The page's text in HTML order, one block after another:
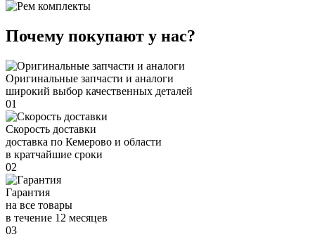
Почему покупают у нас?
Оригинальные запчасти и аналоги
широкий выбор качественных деталей
01
Скорость доставки
доставка по Кемерово и области
в кратчайшие сроки
02
Гарантия
на все товары
в течение 12 месяцев
03